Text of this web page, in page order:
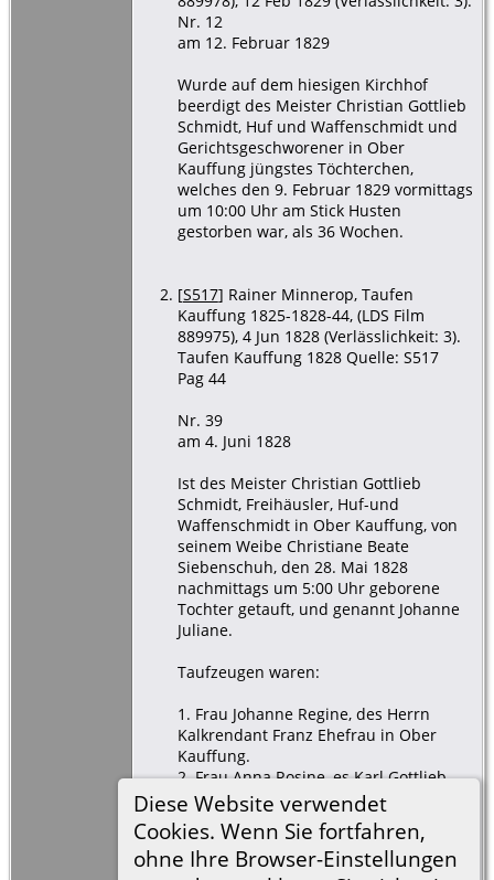
Diese Website verwendet
Cookies. Wenn Sie fortfahren,
ohne Ihre Browser-Einstellungen
Goldberg,
Nr. 12
am 12. Februar 1829
Wurde auf dem hiesigen Kirchhof
beerdigt des Meister Christian Gottlieb
Schmidt, Huf und Waffenschmidt und
Gerichtsgeschworener in Ober
Kauffung jüngstes Töchterchen,
welches den 9. Februar 1829 vormittags
um 10:00 Uhr am Stick Husten
gestorben war, als 36 Wochen.
[S517] Rainer Minnerop, Taufen
Kauffung 1825-1828-44, (LDS Film
889975), 4 Jun 1828 (Verlässlichkeit: 3).
Taufen Kauffung 1828 Quelle: S517
Pag 44
Nr. 39
am 4. Juni 1828
Ist des Meister Christian Gottlieb
Schmidt, Freihäusler, Huf-und
Waffenschmidt in Ober Kauffung, von
seinem Weibe Christiane Beate
Siebenschuh, den 28. Mai 1828
nachmittags um 5:00 Uhr geborene
Tochter getauft, und genannt Johanne
Juliane.
Taufzeugen waren:
1. Frau Johanne Regine, des Herrn
Kalkrendant Franz Ehefrau in Ober
Kauffung.
2. Frau Anna Rosine, es Karl Gottlieb
Freche, Freigärtner in Mittel Kauffung
Eheweib.
3. Ehrenfried Wittig, Gärtner und
Gerichtsgeschworener in Ober